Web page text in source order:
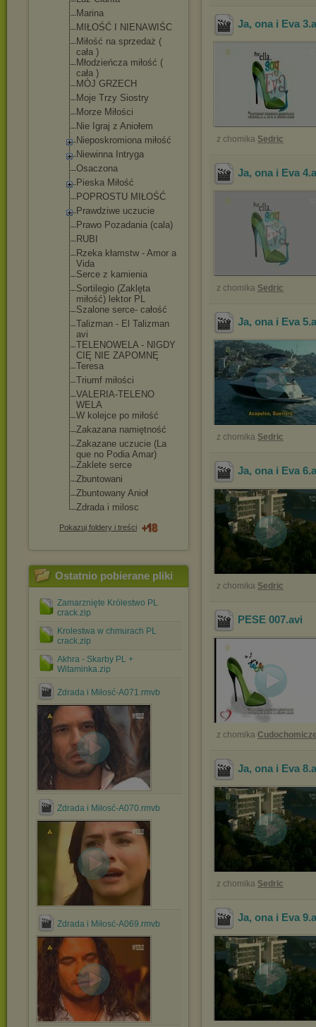
Marina
MIŁOŚĆ I NIENAWIŚC
Miłość na sprzedaż (
cała )
Młodzieńcza miłość (
cała )
MÓJ GRZECH
Moje Trzy Siostry
Morze Miłości
Nie Igraj z Aniołem
Nieposkromiona miłość
Niewinna Intryga
Osaczona
Pieska Miłość
POPROSTU MIŁOŚĆ
Prawdziwe uczucie
Prawo Pozadania (cala)
RUBI
Rzeka kłamstw - Amor a
Vida
Serce z kamienia
Sortilegio (Zaklęta
miłość) lektor PL
Szalone serce- całość
Talizman - El Talizman
avi
TELENOWELA - NIGDY
CIĘ NIE ZAPOMNĘ
Teresa
Triumf miłości
VALERIA-TELENO
WELA
W kolejce po miłość
Zakazana namiętność
Zakazane uczucie (La
que no Podia Amar)
Zaklete serce
Zbuntowani
Zbuntowany Anioł
Zdrada i milosc
Pokazuj foldery i treści
Ostatnio pobierane pliki
Zamarznięte Królestwo PL
crack.zip
Krolestwa w chmurach PL
crack.zip
Akhra - Skarby PL +
Witaminka.zip
Zdrada i Miłosć-A071.rmvb
Zdrada i Miłosć-A070.rmvb
Zdrada i Miłosć-A069.rmvb
Ja, ona i Eva 3
z chomika Sedric
Ja, ona i Eva 4
z chomika Sedric
Ja, ona i Eva 5
z chomika Sedric
Ja, ona i Eva 6
z chomika Sedric
PESE 007.avi
z chomika
Ja, ona i Eva 8
z chomika Sedric
Ja, ona i Eva 9